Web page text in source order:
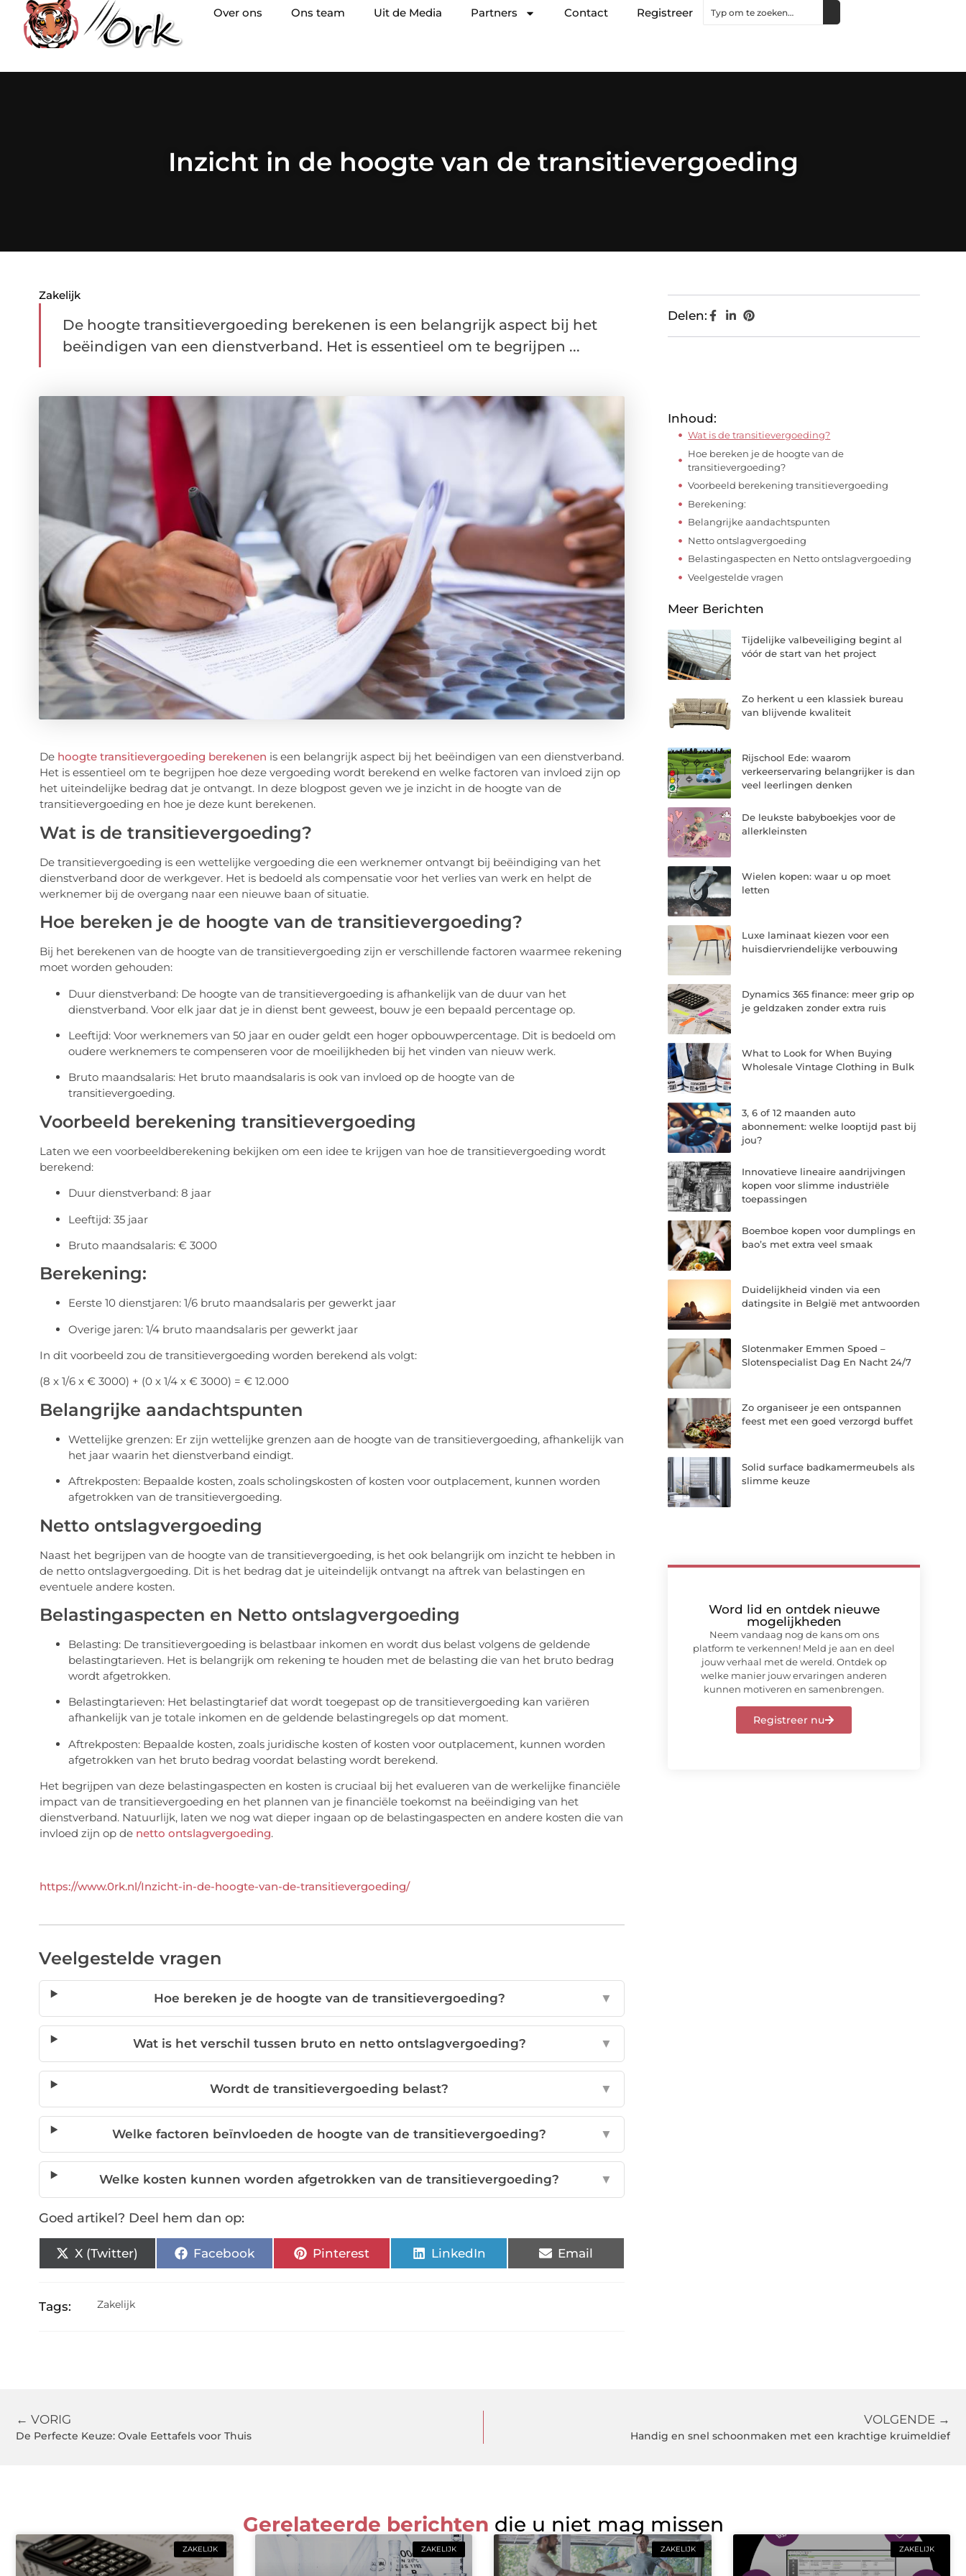
Over ons Ons team Uit de Media Partners Contact Registreer
Inzicht in de hoogte van de transitievergoeding
Zakelijk
De hoogte transitievergoeding berekenen is een belangrijk aspect bij het
beëindigen van een dienstverband. Het is essentieel om te begrijpen ...
De hoogte transitievergoeding berekenen is een belangrijk aspect bij het beëindigen van een dienstverband.
Het is essentieel om te begrijpen hoe deze vergoeding wordt berekend en welke factoren van invloed zijn op
het uiteindelijke bedrag dat je ontvangt. In deze blogpost geven we je inzicht in de hoogte van de
transitievergoeding en hoe je deze kunt berekenen.
Wat is de transitievergoeding?
De transitievergoeding is een wettelijke vergoeding die een werknemer ontvangt bij beëindiging van het
dienstverband door de werkgever. Het is bedoeld als compensatie voor het verlies van werk en helpt de
werknemer bij de overgang naar een nieuwe baan of situatie.
Hoe bereken je de hoogte van de transitievergoeding?
Bij het berekenen van de hoogte van de transitievergoeding zijn er verschillende factoren waarmee rekening
moet worden gehouden:
Duur dienstverband: De hoogte van de transitievergoeding is afhankelijk van de duur van het
dienstverband. Voor elk jaar dat je in dienst bent geweest, bouw je een bepaald percentage op.
Leeftijd: Voor werknemers van 50 jaar en ouder geldt een hoger opbouwpercentage. Dit is bedoeld om
oudere werknemers te compenseren voor de moeilijkheden bij het vinden van nieuw werk.
Bruto maandsalaris: Het bruto maandsalaris is ook van invloed op de hoogte van de
transitievergoeding.
Voorbeeld berekening transitievergoeding
Laten we een voorbeeldberekening bekijken om een idee te krijgen van hoe de transitievergoeding wordt
berekend:
Duur dienstverband: 8 jaar
Leeftijd: 35 jaar
Bruto maandsalaris: € 3000
Berekening:
Eerste 10 dienstjaren: 1/6 bruto maandsalaris per gewerkt jaar
Overige jaren: 1/4 bruto maandsalaris per gewerkt jaar
In dit voorbeeld zou de transitievergoeding worden berekend als volgt:
(8 x 1/6 x € 3000) + (0 x 1/4 x € 3000) = € 12.000
Belangrijke aandachtspunten
Wettelijke grenzen: Er zijn wettelijke grenzen aan de hoogte van de transitievergoeding, afhankelijk van
het jaar waarin het dienstverband eindigt.
Aftrekposten: Bepaalde kosten, zoals scholingskosten of kosten voor outplacement, kunnen worden
afgetrokken van de transitievergoeding.
Netto ontslagvergoeding
Naast het begrijpen van de hoogte van de transitievergoeding, is het ook belangrijk om inzicht te hebben in
de netto ontslagvergoeding. Dit is het bedrag dat je uiteindelijk ontvangt na aftrek van belastingen en
eventuele andere kosten.
Belastingaspecten en Netto ontslagvergoeding
Belasting: De transitievergoeding is belastbaar inkomen en wordt dus belast volgens de geldende
belastingtarieven. Het is belangrijk om rekening te houden met de belasting die van het bruto bedrag
wordt afgetrokken.
Belastingtarieven: Het belastingtarief dat wordt toegepast op de transitievergoeding kan variëren
afhankelijk van je totale inkomen en de geldende belastingregels op dat moment.
Aftrekposten: Bepaalde kosten, zoals juridische kosten of kosten voor outplacement, kunnen worden
afgetrokken van het bruto bedrag voordat belasting wordt berekend.
Het begrijpen van deze belastingaspecten en kosten is cruciaal bij het evalueren van de werkelijke financiële
impact van de transitievergoeding en het plannen van je financiële toekomst na beëindiging van het
dienstverband. Natuurlijk, laten we nog wat dieper ingaan op de belastingaspecten en andere kosten die van
invloed zijn op de netto ontslagvergoeding.
https://www.0rk.nl/Inzicht-in-de-hoogte-van-de-transitievergoeding/
Veelgestelde vragen
Hoe bereken je de hoogte van de transitievergoeding? ▼
Wat is het verschil tussen bruto en netto ontslagvergoeding? ▼
Wordt de transitievergoeding belast? ▼
Welke factoren beïnvloeden de hoogte van de transitievergoeding? ▼
Welke kosten kunnen worden afgetrokken van de transitievergoeding? ▼
Goed artikel? Deel hem dan op:
X (Twitter) Facebook Pinterest LinkedIn Email
Tags: Zakelijk
Delen:
Inhoud:
Wat is de transitievergoeding?
Hoe bereken je de hoogte van de
transitievergoeding?
Voorbeeld berekening transitievergoeding
Berekening:
Belangrijke aandachtspunten
Netto ontslagvergoeding
Belastingaspecten en Netto ontslagvergoeding
Veelgestelde vragen
Meer Berichten
Tijdelijke valbeveiliging begint al
vóór de start van het project
Zo herkent u een klassiek bureau
van blijvende kwaliteit
Rijschool Ede: waarom
verkeerservaring belangrijker is dan
veel leerlingen denken
De leukste babyboekjes voor de
allerkleinsten
Wielen kopen: waar u op moet
letten
Luxe laminaat kiezen voor een
huisdiervriendelijke verbouwing
Dynamics 365 finance: meer grip op
je geldzaken zonder extra ruis
What to Look for When Buying
Wholesale Vintage Clothing in Bulk
3, 6 of 12 maanden auto
abonnement: welke looptijd past bij
jou?
Innovatieve lineaire aandrijvingen
kopen voor slimme industriële
toepassingen
Boemboe kopen voor dumplings en
bao’s met extra veel smaak
Duidelijkheid vinden via een
datingsite in België met antwoorden
Slotenmaker Emmen Spoed –
Slotenspecialist Dag En Nacht 24/7
Zo organiseer je een ontspannen
feest met een goed verzorgd buffet
Solid surface badkamermeubels als
slimme keuze
Word lid en ontdek nieuwe
mogelijkheden
Neem vandaag nog de kans om ons
platform te verkennen! Meld je aan en deel
jouw verhaal met de wereld. Ontdek op
welke manier jouw ervaringen anderen
kunnen motiveren en samenbrengen.
Registreer nu
← VORIG
De Perfecte Keuze: Ovale Eettafels voor Thuis
VOLGENDE →
Handig en snel schoonmaken met een krachtige kruimeldief
Gerelateerde berichten die u niet mag missen
ZAKELIJK ZAKELIJK ZAKELIJK ZAKELIJK